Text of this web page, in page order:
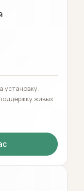
установку,
живых